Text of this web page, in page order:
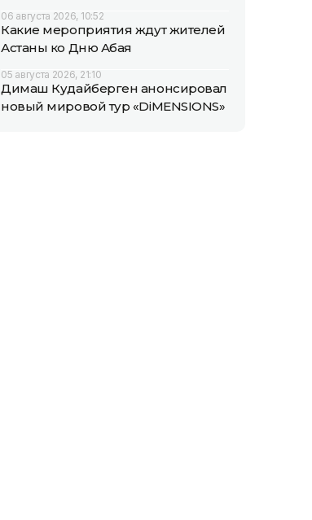
06 августа 2026, 10:52
Какие мероприятия ждут жителей
Астаны ко Дню Абая
05 августа 2026, 21:10
Димаш Кудайберген анонсировал
новый мировой тур «DiMENSIONS»